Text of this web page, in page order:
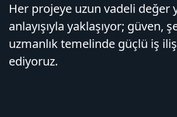
Her projeye uzun vadeli değer
anlayışıyla yaklaşıyor; güven,
uzmanlık temelinde güçlü iş
ediyoruz.